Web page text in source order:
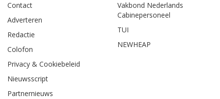
Contact
Adverteren
Redactie
Colofon
Privacy & Cookiebeleid
Nieuwsscript
Partnernieuws
Vakbond Nederlands
Cabinepersoneel
TUI
NEWHEAP